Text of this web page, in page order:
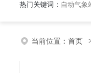
热门关键词： 自动气象
当前位置： 首页